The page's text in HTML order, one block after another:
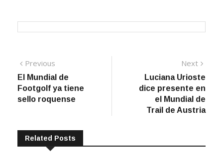
Navegación
de
entradas
Previous
post:
El Mundial de
Footgolf ya tiene
sello roquense
Next
Luciana Urioste
dice presente en
el Mundial de
Trail de Austria
Related Posts